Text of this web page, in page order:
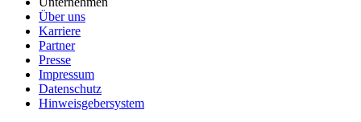
Über uns
Karriere
Partner
Presse
Impressum
Datenschutz
Hinweisgebersystem